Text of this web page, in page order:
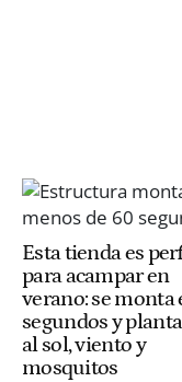
Esta tienda es
para acampar en
verano: se monta
segundos y
al sol, viento y
mosquitos